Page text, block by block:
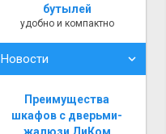
бутылей
удобно и компактно
Новости
Преимущества
шкафов с дверьми-